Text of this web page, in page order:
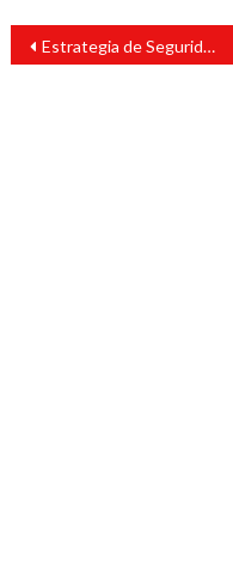
Navegación
entradas
Estrategia de Seguridad Pública Estatal obtiene resultados contundentes durante el fin de semana